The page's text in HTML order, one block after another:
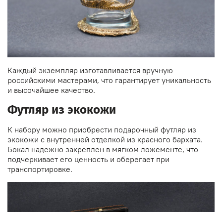
Каждый экземпляр изготавливается вручную
российскими мастерами, что гарантирует уникальность
и высочайшее качество.
Футляр из экокожи
К набору можно приобрести подарочный футляр из
экокожи с внутренней отделкой из красного бархата.
Бокал надежно закреплен в мягком ложементе, что
подчеркивает его ценность и оберегает при
транспортировке.